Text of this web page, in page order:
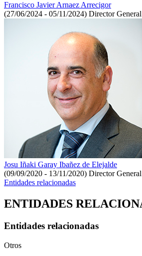
Francisco Javier Arnaez Arrecigor
(27/06/2024 - 05/11/2024) Director General
Josu Iñaki Garay Ibañez de Elejalde
(09/09/2020 - 13/11/2020) Director General
Entidades relacionadas
ENTIDADES
Entidades relacionadas
Otros